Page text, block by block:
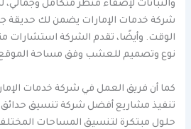
والنباتات لإضفاء منظر متكامل وجمالي،
شركة خدمات الإمارات يضمن لك حديقة
الوقت. وأيضًا، تقدم الشركة
نوع وتصميم للعشب وفق مساحة الموقع
كما أن فريق العمل في شركة خدمات
تنفيذ مشاريع أفضل شركة تنسيق حدائق
حلول مبتكرة لتنسيق المساحات